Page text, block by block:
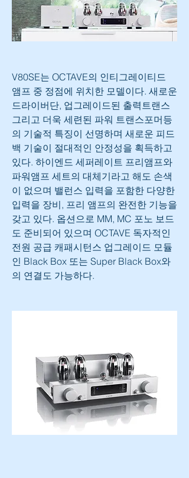
V80SE는 OCTAVE의 인티그레이티드
앰프 중 정점에 위치한 모델이다. 새로운
드라이버단, 업그레이드된 출력트랜스
그리고 더욱 세련된 파워 트랜스포머등
의 기술적 특징이 선명하며 새로운 피드
백 기술이 절대적인 안정성을 획득하고
있다. 하이엔드 세퍼레이트 프리앰프와
파워앰프 세트의 대체기라고 해도 손색
이 없으며 밸런스 입력을 포함한 다양한
입력을 장비, 프리 앰프의 완전한 기능을
갖고 있다. 옵션으로 MM, MC 포노 보드
도 준비되어 있으며 OCTAVE 독자적인
전원 공급 캐패시턴스 업그레이드 모듈
인 Black Box 또는 Super Black Box와
의 연결도 가능하다.